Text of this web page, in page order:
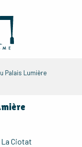
Palais Lumière
La Ciotat